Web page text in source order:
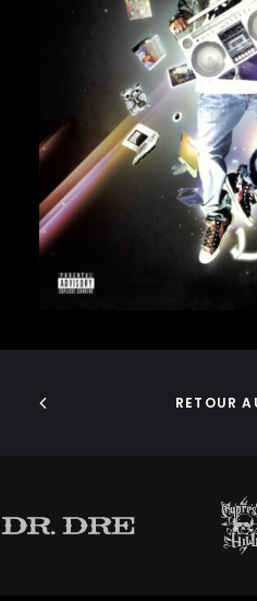
ESOTERIC
FABOLOUS
FELT
FRANK OCEAN
FREDDIE GIBBS
FREEWAY
FUGEES
GANG STARR
GORILLAZ
GRIEVES
GRISELDA
RETOUR